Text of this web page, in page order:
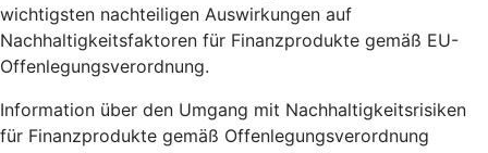
wichtigsten nachteiligen Auswirkungen auf
Nachhaltigkeitsfaktoren für Finanzprodukte gemäß EU-
Offenlegungsverordnung.
Information über den Umgang mit Nachhaltigkeitsrisiken
für Finanzprodukte gemäß Offenlegungsverordnung